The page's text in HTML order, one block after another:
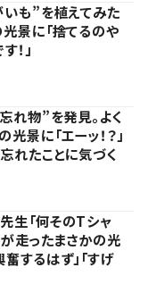
いも”を植えてみた
景に「捨てるのや
！」
れ物”を発見。よく
景に「エーッ！？」
忘れたことに気づく
生「何そのTシャ
走ったまさかの光
するはず」「すげ